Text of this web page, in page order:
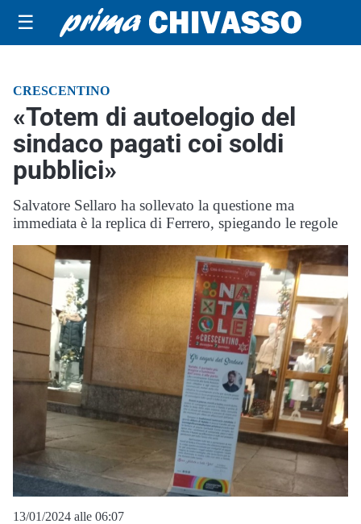
☰
CRESCENTINO
«Totem di autoelogio del
sindaco pagati coi soldi
pubblici»
Salvatore Sellaro ha sollevato la questione ma
immediata è la replica di Ferrero, spiegando le regole
13/01/2024 alle 06:07